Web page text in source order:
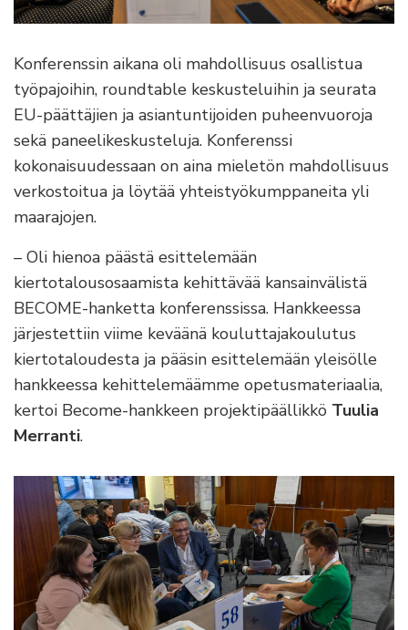
Konferenssin aikana oli mahdollisuus osallistua
työpajoihin, roundtable keskusteluihin ja seurata
EU-päättäjien ja asiantuntijoiden puheenvuoroja
sekä paneelikeskusteluja. Konferenssi
kokonaisuudessaan on aina mieletön mahdollisuus
verkostoitua ja löytää yhteistyökumppaneita yli
maarajojen.
– Oli hienoa päästä esittelemään
kiertotalousosaamista kehittävää kansainvälistä
BECOME-hanketta konferenssissa. Hankkeessa
järjestettiin viime keväänä kouluttajakoulutus
kiertotaloudesta ja pääsin esittelemään yleisölle
hankkeessa kehittelemäämme opetusmateriaalia,
kertoi Become-hankkeen projektipäällikkö Tuulia
Merranti.